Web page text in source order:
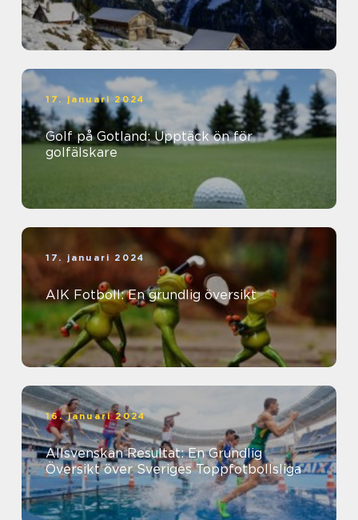
17. januari 2024
Golf på Gotland: Upptäck ön för
golfälskare
17. januari 2024
AIK Fotboll: En grundlig översikt
16. januari 2024
Allsvenskan Resultat: En Grundlig
Översikt över Sveriges Toppfotbollsliga